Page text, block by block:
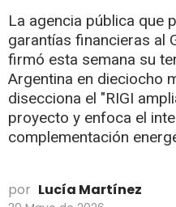
La agencia pública que
garantías financieras al
firmó esta semana su
Argentina en dieciocho
disecciona el "RIGI
proyecto y enfoca el
complementación
por Lucía Martínez